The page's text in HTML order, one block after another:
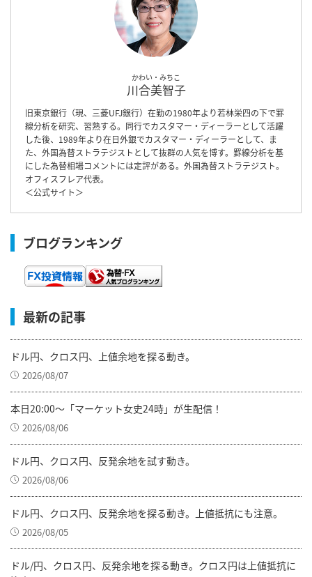
かわい・みちこ
川合美智子
旧東京銀行（現、三菱UFJ銀行）在勤の1980年より若林栄四の下で罫
線分析を研究、習熟する。同行でカスタマー・ディーラーとして活躍
した後、1989年より在日外銀でカスタマー・ディーラーとして、ま
た、外国為替ストラテジストとして抜群の人気を博す。罫線分析を基
にした為替相場コメントには定評がある。外国為替ストラテジスト。
オフィスフレア代表。
＜公式サイト＞
ブログランキング
最新の記事
ドル円、クロス円、上値余地を探る動き。
2026/08/07
本日20:00～「マーケット女史24時」が生配信！
2026/08/06
ドル円、クロス円、反発余地を試す動き。
2026/08/06
ドル円、クロス円、反発余地を探る動き。上値抵抗にも注意。
2026/08/05
ドル/円、クロス円、反発余地を探る動き。クロス円は上値抵抗に